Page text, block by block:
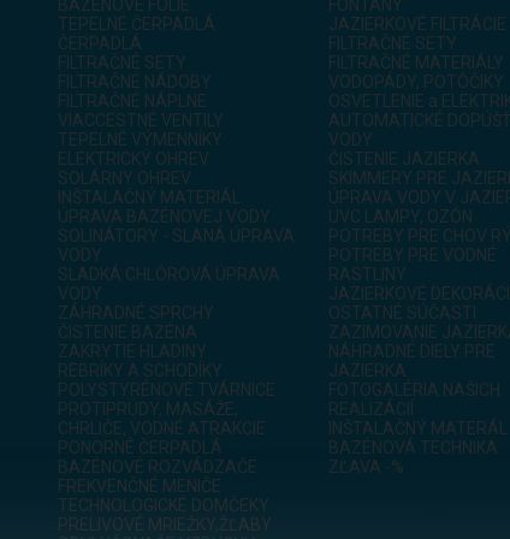
BAZÉNOVÉ FÓLIE
TEPELNÉ ČERPADLÁ
ČERPADLÁ
FILTRAČNÉ SETY
FILTRAČNÉ NÁDOBY
FILTRAČNÉ NÁPLNE
VIACCESTNÉ VENTILY
TEPELNÉ VÝMENNÍKY
ELEKTRICKÝ OHREV
SOLÁRNY OHREV
INŠTALAČNÝ MATERIÁL
ÚPRAVA BAZÉNOVEJ VODY
SOLINÁTORY - SLANÁ ÚPRAVA
VODY
SLADKÁ CHLÓROVÁ ÚPRAVA
VODY
ZÁHRADNÉ SPRCHY
ČISTENIE BAZÉNA
ZAKRYTIE HLADINY
REBRÍKY A SCHODÍKY
POLYSTYRÉNOVÉ TVÁRNICE
PROTIPRÚDY, MASÁŽE,
CHRLIČE, VODNÉ ATRAKCIE
PONORNÉ ČERPADLÁ
BAZÉNOVÉ ROZVÁDZAČE
FREKVENČNÉ MENIČE
TECHNOLOGICKÉ DOMČEKY
PRELIVOVÉ MRIEŽKY,ŽĽABY
FONTÁNY
JAZIERKOVÉ FILTRÁCIE
FILTRAČNÉ SETY
FILTRAČNÉ MATERIÁLY
VODOPÁDY, POTÔČIKY
OSVETLENIE a
AUTOMATICKÉ
VODY
ČISTENIE JAZIERKA
SKIMMERY PRE
ÚPRAVA VODY V
UVC LAMPY, OZÓN
POTREBY PRE CHOV
POTREBY PRE VODNÉ
RASTLINY
JAZIERKOVÉ
OSTATNÉ SÚČASTI
ZAZIMOVANIE
NÁHRADNÉ DIELY PRE
JAZIERKA
FOTOGALÉRIA NAŠICH
REALIZÁCIÍ
INŠTALAČNÝ MATERÁL
BAZÉNOVÁ TECHNIKA
ZĽAVA -%